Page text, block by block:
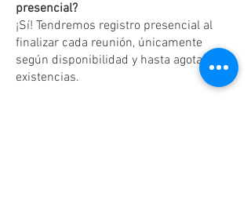
presencial?
¡Sí! Tendremos registro presencial al
finalizar cada reunión, únicamente
según disponibilidad y hasta agotar
existencias.